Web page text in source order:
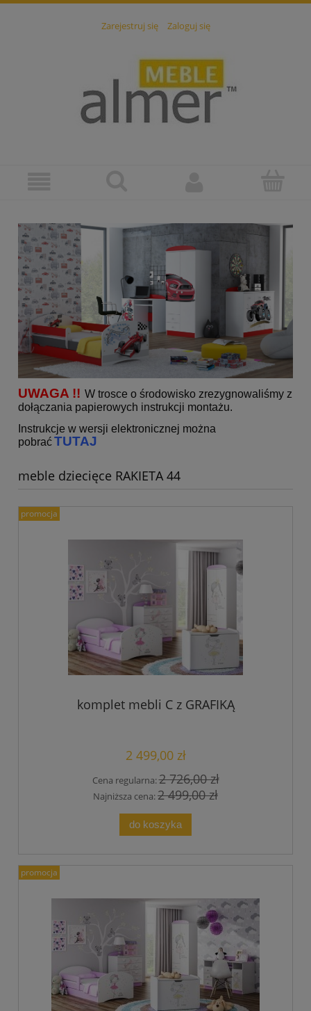
Zarejestruj się Zaloguj się
UWAGA !! W trosce o środowisko zrezygnowaliśmy z
dołączania papierowych instrukcji montażu.
Instrukcje w wersji elektronicznej można
pobraćTUTAJ
meble dziecięce RAKIETA 44
komplet mebli C z GRAFIKĄ
2 499,00 zł
Cena regularna:2 726,00 zł
Najniższa cena:2 499,00 zł
do koszyka
promocja
promocja